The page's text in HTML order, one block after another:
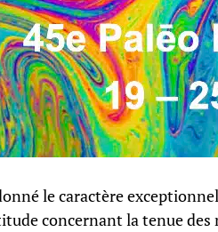
le caractère
concernant la tenue